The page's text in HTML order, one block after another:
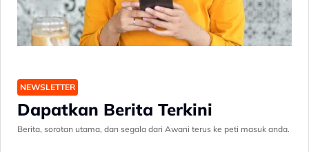
NEWSLETTER
Dapatkan Berita Terkini
Berita, sorotan utama, dan segala dari Awani terus ke peti masuk anda.